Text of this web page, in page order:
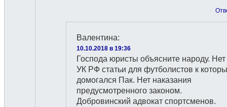
Валентина:
10.10.2018 в 19:36
Господа юристы объясните народу. Нет
УК РФ статьи для футболистов к
домогался Пак. Нет наказания
предусмотренного законом.
Добровинский адвокат спортсменов.